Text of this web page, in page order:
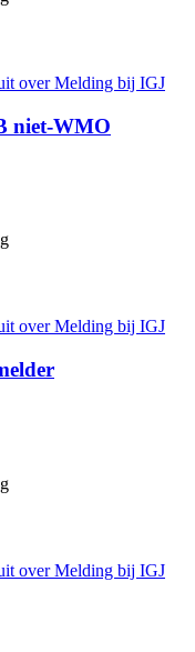
over Melding bij IGJ
niet-WMO
over Melding bij IGJ
over Melding bij IGJ